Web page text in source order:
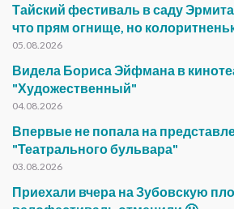
Тайский фестиваль в саду
что прям огнище, но
05.08.2026
Видела Бориса Эйфмана в
"Художественный"
04.08.2026
Впервые не попала на
"Театрального бульвара"
03.08.2026
Приехали вчера на Зубовскую